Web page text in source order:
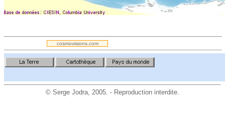
.
cosmovisions.com
© Serge Jodra, 2005. - Reproduction interdite.